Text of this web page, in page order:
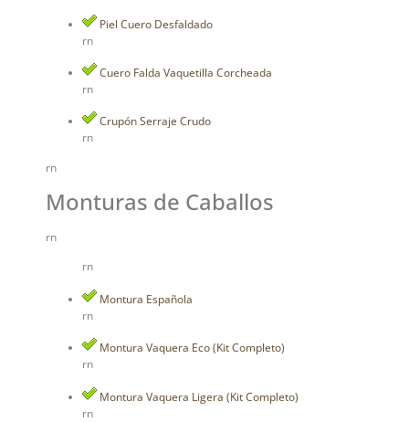
Piel Cuero Desfaldado
rn
Cuero Falda Vaquetilla Corcheada
rn
Crupón Serraje Crudo
rn
rn
Monturas de Caballos
rn
rn
Montura Española
rn
Montura Vaquera Eco (Kit Completo)
rn
Montura Vaquera Ligera (Kit Completo)
rn